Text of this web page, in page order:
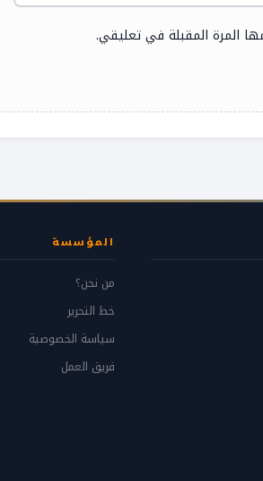
المرة المقبلة في تعليقي.
المؤسسة
من نحن؟
خط التحرير
سياسة الخصوصية
فريق العمل